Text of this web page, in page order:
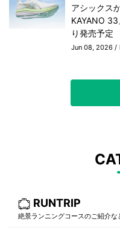
アシックス
KAYANO
り発売予定
Jun 08, 2026 /
RUNTRIP
絶景ランニングコースのご紹介な